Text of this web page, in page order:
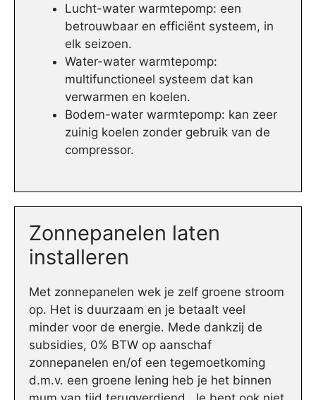
Lucht-water warmtepomp: een
betrouwbaar en efficiënt systeem, in
elk seizoen.
Water-water warmtepomp:
multifunctioneel systeem dat kan
verwarmen en koelen.
Bodem-water warmtepomp: kan zeer
zuinig koelen zonder gebruik van de
compressor.
Zonnepanelen laten
installeren
Met zonnepanelen wek je zelf groene stroom
op. Het is duurzaam en je betaalt veel
minder voor de energie. Mede dankzij de
subsidies, 0% BTW op aanschaf
zonnepanelen en/of een tegemoetkoming
d.m.v. een groene lening heb je het binnen